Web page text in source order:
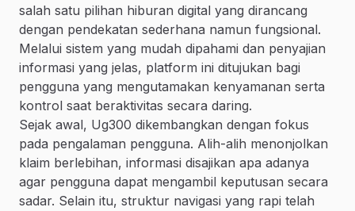
salah satu pilihan hiburan digital yang dirancang
dengan pendekatan sederhana namun fungsional.
Melalui sistem yang mudah dipahami dan penyajian
informasi yang jelas, platform ini ditujukan bagi
pengguna yang mengutamakan kenyamanan serta
kontrol saat beraktivitas secara daring.
Sejak awal, Ug300 dikembangkan dengan fokus
pada pengalaman pengguna. Alih-alih menonjolkan
klaim berlebihan, informasi disajikan apa adanya
agar pengguna dapat mengambil keputusan secara
sadar. Selain itu, struktur navigasi yang rapi telah